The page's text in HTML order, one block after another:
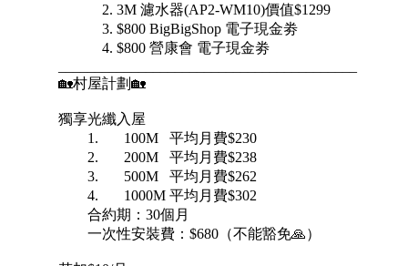
2. 3M 濾水器(AP2-WM10)價值$1299
3. $800 BigBigShop 電子現金劵
4. $800 營康會 電子現金劵
🏡村屋計劃🏡
獨享光纖入屋
1. 100M 平均月費$230
2. 200M 平均月費$238
3. 500M 平均月費$262
4. 1000M 平均月費$302
合約期：30個月
一次性安裝費：$680（不能豁免🙏）